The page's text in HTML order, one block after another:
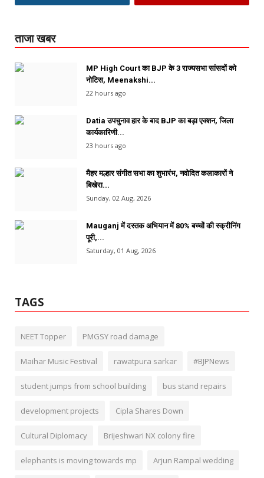
ताजा खबर
MP High Court का BJP के 3 राज्यसभा सांसदों को
नोटिस, Meenakshi...
22 hours ago
Datia उपचुनाव हार के बाद BJP का बड़ा एक्शन, जिला
कार्यकारिणी...
23 hours ago
मैहर मल्हार संगीत सभा का शुभारंभ, नवोदित कलाकारों ने
बिखेरा...
Sunday, 02 Aug, 2026
Mauganj में दस्तक अभियान में 80% बच्चों की स्क्रीनिंग
पूरी,...
Saturday, 01 Aug, 2026
TAGS
NEET Topper PMGSY road damage
Maihar Music Festival rawatpura sarkar #BJPNews
student jumps from school building bus stand repairs
development projects Cipla Shares Down
Cultural Diplomacy Brijeshwari NX colony fire
elephants is moving towards mp Arjun Rampal wedding